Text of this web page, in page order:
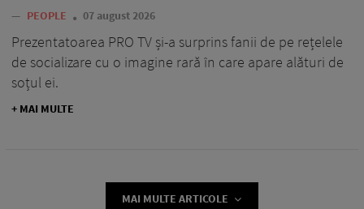
— PEOPLE 07 august 2026
Prezentatoarea PRO TV și-a surprins fanii de pe rețelele
de socializare cu o imagine rară în care apare alături de
soțul ei.
+ MAI MULTE
MAI MULTE ARTICOLE